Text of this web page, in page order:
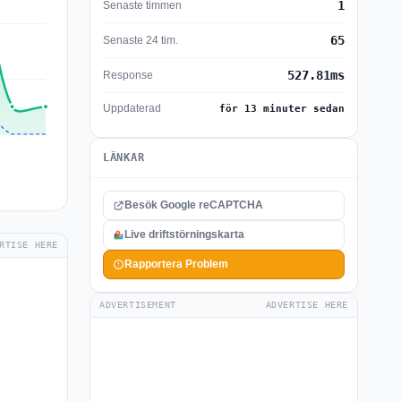
HERE
Senaste timmen 1
Senaste 24 tim. 65
Response 527.81ms
Uppdaterad för 13 minuter sedan
LÄNKAR
Besök Google reCAPTCHA
Live driftstörningskarta
Rapportera Problem
ADVERTISEMENT ADVERTISE HERE